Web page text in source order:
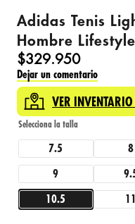
3. nike
4. guayos
5. gorras
Adidas Tenis
Hombre Lifestyle
$329.950
Dejar un comentario
VER INVENTARIO
7.5 8
9
10.5 11